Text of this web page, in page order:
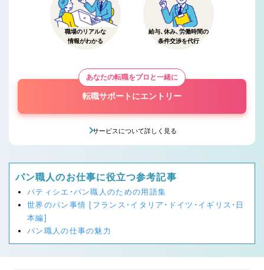
職場のリアルな
情報がわかる
給与、休み、労働時間の
条件交渉を代行
あなたの転職をプロと一緒に
転職サポートにエントリー
サービスについて詳しく見る
パン職人のお仕事に役立つ参考記事
パティシエ・パン職人のための用語集
世界のパン事情 [フランス・イタリア・ドイツ・イギリス・日
本編]
パン職人の仕事の魅力